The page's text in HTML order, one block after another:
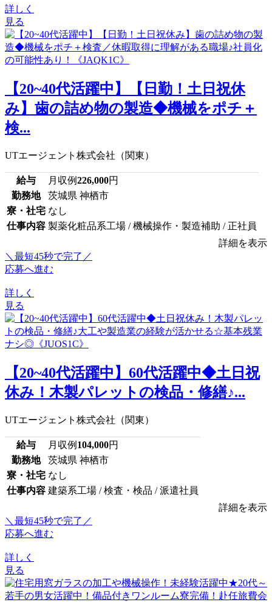
詳しく
見る
【20~40代活躍中】【日勤！土日祝休
み】歯の詰め物の製造◆機械をポチ＋
検...
UTエージェント株式会社（関東）
給与 月収例226,000円
勤務地
茨城県 神栖市
寮・社宅 なし
仕事内容 製薬化粧品系工場 / 機械操作・製造補助 / 正社員
詳細を表示
＼最短45秒で完了／
応募へ進む
詳しく
見る
【20~40代活躍中】60代活躍中◆土日祝
休み！木製パレットの検品・修繕♪...
UTエージェント株式会社（関東）
給与 月収例 104,000円
勤務地
茨城県 神栖市
寮・社宅 なし
仕事内容 建築系工場 / 検査・検品 / 派遣社員
詳細を表示
＼最短45秒で完了／
応募へ進む
詳しく
見る